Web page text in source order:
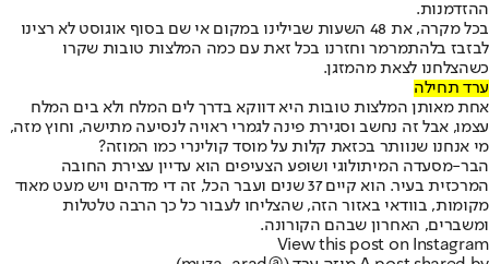
ההזדמנות.
בכל מקרה, את 48 השעות שבילינו במקום אי שם בסוף אוגוסט לא רצינו
לבזבז בלהתמרמר וחזרנו בכל זאת עם כמה המלצות טובות שקרו
כשהצלחנו לצאת מהמזגן.
ערד תחילה
אחת מאותן המלצות טובות היא דווקא בדרך לים המלח ולא בים המלח
עצמו, אבל זה נחשב וסגירת פינה לגמרי ראויה לנסיעה מתישה, וחוץ מזה,
מי אנחנו שנוותר בכזאת קלות על מוסד קולינרי כמו המוזה?
הבר-מסעדה המיתולוגי ושופע הצעיפים הוא עדיין עצירת החובה
המרכזית בעיר. הוא קיים 37 שנים ועבר הכל, זה די מדהים ויש מעט מאוד
מקומות, בוודאי באזור הזה, שהצליחו לעבור כל כך הרבה טלטלות
ומשברים, האחרון שבהם הקורונה.
View this post on Instagram